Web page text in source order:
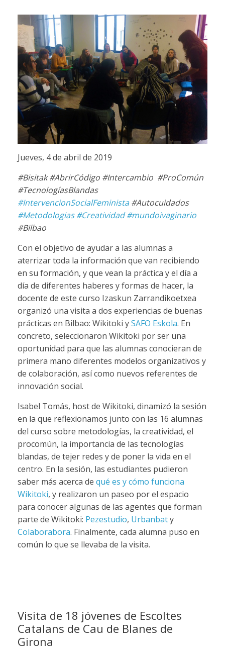
Jueves, 4 de abril de 2019
#Bisitak #AbrirCódigo #Intercambio #ProComún
#TecnologíasBlandas
#IntervencionSocialFeminista#Autocuidados
#Metodologias #Creatividad #mundoivaginario
#Bilbao
Con el objetivo de ayudar a las alumnas a
aterrizar toda la información que van recibiendo
en su formación, y que vean la práctica y el día a
día de diferentes haberes y formas de hacer, la
docente de este curso Izaskun Zarrandikoetxea
organizó una visita a dos experiencias de buenas
prácticas en Bilbao: Wikitoki ySAFO Eskola. En
concreto, seleccionaron Wikitoki por ser una
oportunidad para que las alumnas conocieran de
primera mano diferentes modelos organizativos y
de colaboración, así como nuevos referentes de
innovación social.
Isabel Tomás, host de Wikitoki, dinamizó la sesión
en la que reflexionamos junto con las 16 alumnas
del curso sobre metodologías, la creatividad, el
procomún, la importancia de las tecnologías
blandas, de tejer redes y de poner la vida en el
centro. En la sesión, las estudiantes pudieron
saber más acerca de qué es y cómo funciona
Wikitoki, y realizaron un paseo por el espacio
para conocer algunas de las agentes que forman
parte de Wikitoki: Pezestudio, Urbanbaty
Colaborabora. Finalmente, cada alumna puso en
común lo que se llevaba de la visita.
Visita de 18 jóvenes de Escoltes
Catalans de Cau de Blanes de
Girona